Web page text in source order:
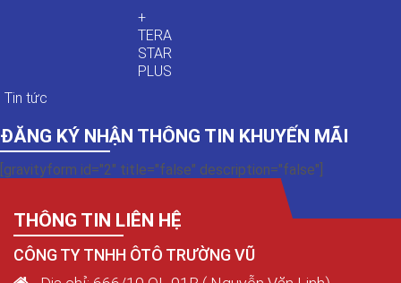
+
TERA
STAR
PLUS
Tin tức
ĐĂNG KÝ NHẬN THÔNG TIN KHUYẾN MÃI
[gravityform id="2" title="false" description="false"]
THÔNG TIN LIÊN HỆ
CÔNG TY TNHH ÔTÔ TRƯỜNG VŨ